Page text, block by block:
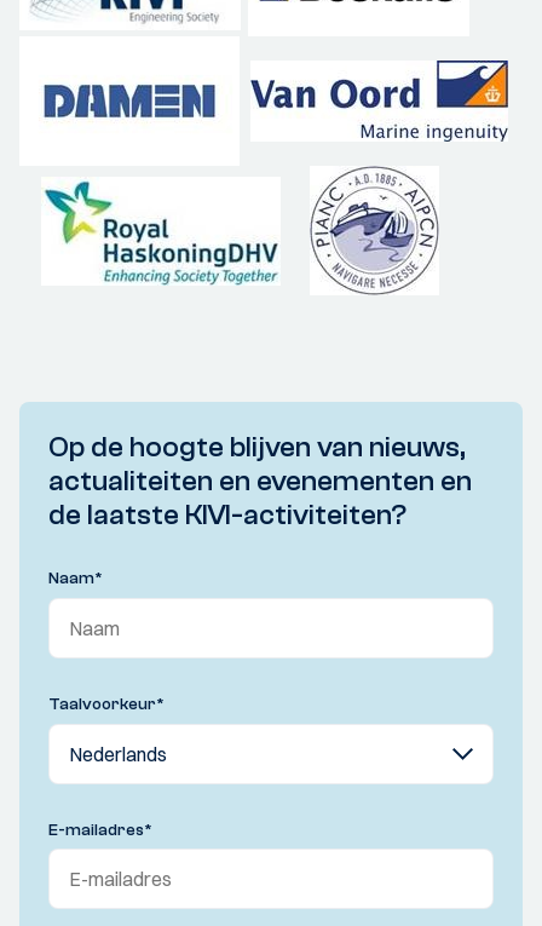
Op de hoogte blijven van nieuws,
actualiteiten en evenementen en
de laatste KIVI-activiteiten?
Naam*
Taalvoorkeur*
E-mailadres*